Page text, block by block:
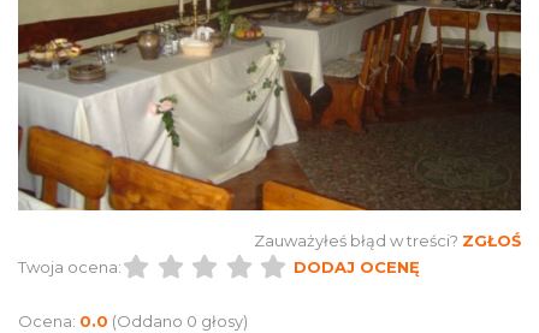
Zauważyłeś błąd w treści? ZGŁOŚ
Twoja ocena:
DODAJ OCENĘ
Ocena: 0.0 (Oddano 0 głosy)